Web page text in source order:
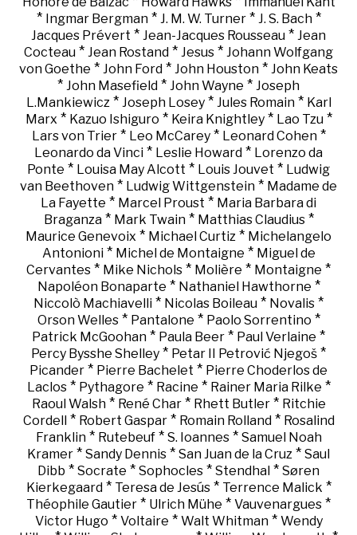
* Ingmar Bergman* J. M. W. Turner* J. S. Bach*
Jacques Prévert * Jean-Jacques Rousseau * Jean
Cocteau * Jean Rostand * Jesus * Johann Wolfgang
von Goethe * John Ford * John Houston * John Keats
* John Masefield * John Wayne * Joseph
L.Mankiewicz* Joseph Losey* Jules Romain* Karl
Marx * Kazuo Ishiguro * Keira Knightley* Lao Tzu*
Lars von Trier* Leo McCarey* Leonard Cohen*
Leonardo da Vinci * Leslie Howard * Lorenzo da
Ponte * Louisa May Alcott * Louis Jouvet * Ludwig
van Beethoven * Ludwig Wittgenstein * Madame de
La Fayette * Marcel Proust * Maria Barbara di
Braganza* Mark Twain* Matthias Claudius*
Maurice Genevoix * Michael Curtiz * Michelangelo
Antonioni* Michel de Montaigne * Miguel de
Cervantes * Mike Nichols * Molière * Montaigne *
Napoléon Bonaparte * Nathaniel Hawthorne *
Niccolò Machiavelli * Nicolas Boileau * Novalis *
Orson Welles* Pantalone * Paolo Sorrentino *
Patrick McGoohan * Paula Beer * Paul Verlaine *
Percy Bysshe Shelley * Petar II Petrović Njegoš *
Picander * Pierre Bachelet * Pierre Choderlos de
Laclos* Pythagore * Racine * Rainer Maria Rilke *
Raoul Walsh* René Char* Rhett Butler* Ritchie
Cordell * Robert Gaspar* Romain Rolland* Rosalind
Franklin* Rutebeuf* S. Ioannes* Samuel Noah
Kramer * Sandy Dennis * San Juan de la Cruz * Saul
Dibb * Socrate * Sophocles * Stendhal * Søren
Kierkegaard* Teresa de Jesús* Terrence Malick *
Théophile Gautier * Ulrich Mühe * Vauvenargues *
Victor Hugo * Voltaire * Walt Whitman* Wendy